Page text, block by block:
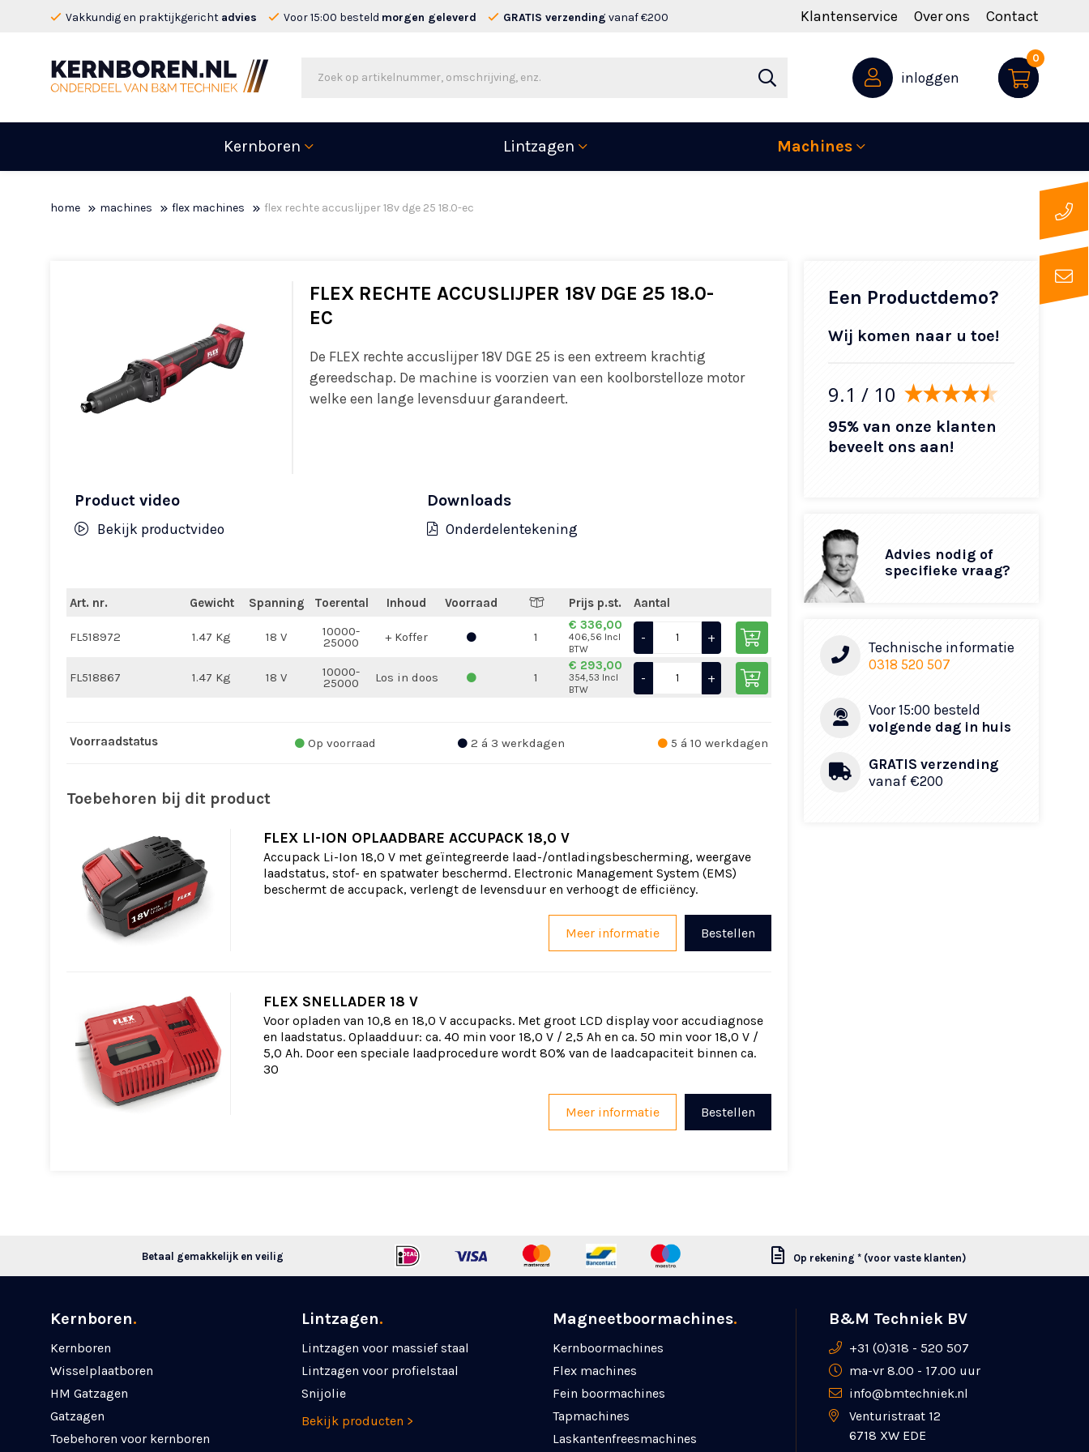
Vakkundig en praktijkgericht advies Voor 15:00 besteld morgen geleverd GRATIS verzending vanaf €200 Klantenservice Over ons Contact
0
inloggen
Kernboren Lintzagen Machines
home machines flex machines flex rechte accuslijper 18v dge 25 18.0-ec
FLEX RECHTE ACCUSLIJPER 18V DGE 25 18.0-
EC
De FLEX rechte accuslijper 18V DGE 25 is een extreem krachtig
gereedschap. De machine is voorzien van een koolborstelloze motor
welke een lange levensduur garandeert.
Product video
Bekijk productvideo
Downloads
Onderdelentekening
Art. nr. Gewicht Spanning Toerental Inhoud Voorraad Prijs p.st. Aantal
FL518972 1.47 Kg 18 V 10000-
25000 + Koffer 1
€ 336,00
406,56 Incl
BTW
- +
FL518867 1.47 Kg 18 V 10000-
25000 Los in doos 1
€ 293,00
354,53 Incl
BTW
- +
Voorraadstatus Op voorraad 2 á 3 werkdagen 5 á 10 werkdagen
Toebehoren bij dit product
FLEX LI-ION OPLAADBARE ACCUPACK 18,0 V
Accupack Li-Ion 18,0 V met geïntegreerde laad-/ontladingsbescherming, weergave
laadstatus, stof- en spatwater beschermd. Electronic Management System (EMS)
beschermt de accupack, verlengt de levensduur en verhoogt de efficiëncy.
Bestellen
Meer informatie
FLEX SNELLADER 18 V
Voor opladen van 10,8 en 18,0 V accupacks. Met groot LCD display voor accudiagnose
en laadstatus. Oplaadduur: ca. 40 min voor 18,0 V / 2,5 Ah en ca. 50 min voor 18,0 V /
5,0 Ah. Door een speciale laadprocedure wordt 80% van de laadcapaciteit binnen ca.
30
Bestellen
Meer informatie
Een Productdemo?
Wij komen naar u toe!
9.1 / 10
95% van onze klanten
beveelt ons aan!
Advies nodig of
specifieke vraag?
Technische informatie
0318 520 507
Voor 15:00 besteld
volgende dag in huis
GRATIS verzending
vanaf €200
Betaal gemakkelijk en veilig Op rekening * (voor vaste klanten)
Kernboren.
Kernboren
Wisselplaatboren
HM Gatzagen
Gatzagen
Toebehoren voor kernboren
Lintzagen.
Lintzagen voor massief staal
Lintzagen voor profielstaal
Snijolie
Bekijk producten >
Magneetboormachines.
Kernboormachines
Flex machines
Fein boormachines
Tapmachines
Laskanten­freesmachines
B&M Techniek BV
+31 (0)318 - 520 507
ma-vr 8.00 - 17.00 uur
info@bmtechniek.nl
Venturistraat 12
6718 XW EDE